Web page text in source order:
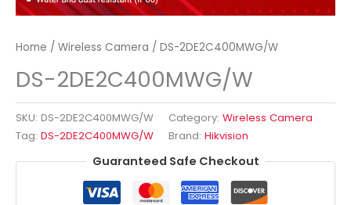
Home / Wireless Camera / DS-2DE2C400MWG/W
DS-2DE2C400MWG/W
SKU: DS-2DE2C400MWG/W Category: Wireless Camera
Tag: DS-2DE2C400MWG/W Brand: Hikvision
Guaranteed Safe Checkout